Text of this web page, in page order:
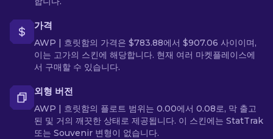
가격
AWP | 흐릿함의 가격은 $783.88에서 $907.06 사이이며,
이는 고가의 스킨에 해당합니다. 현재 여러 마켓플레이스에
서 구매할 수 있습니다.
외형 버전
AWP | 흐릿함의 플로트 범위는 0.00에서 0.08로, 막 출고
된 및 거의 깨끗한 상태로 제공됩니다. 이 스킨에는 StatTrak
또는 Souvenir 변형이 없습니다.